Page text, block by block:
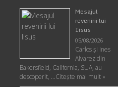
Mesajul
revenirii lui
Iisus
05/08/2026
Carlos şi Ines
Alvarez din
Bakersfield, California, SUA, au
descoperit, …Citeşte mai mult »